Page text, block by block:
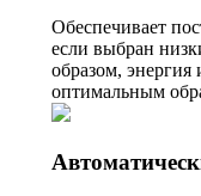
Обеспечивает
если выбран
образом, энергия
оптимальным